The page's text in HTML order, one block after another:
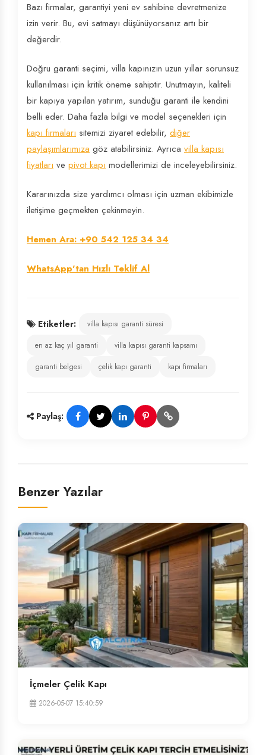
Bazı firmalar, garantiyi yeni ev sahibine devretmenize
izin verir. Bu, evi satmayı düşünüyorsanız artı bir
değerdir.
Doğru garanti seçimi, villa kapınızın uzun yıllar sorunsuz
kullanılması için kritik öneme sahiptir. Unutmayın, kaliteli
bir kapıya yapılan yatırım, sunduğu garanti ile kendini
belli eder. Daha fazla bilgi ve model seçenekleri için
kapı firmaları sitemizi ziyaret edebilir, diğer
paylaşımlarımıza göz atabilirsiniz. Ayrıca villa kapısı
fiyatları ve pivot kapı modellerimizi de inceleyebilirsiniz.
Kararınızda size yardımcı olması için uzman ekibimizle
iletişime geçmekten çekinmeyin.
Hemen Ara: +90 542 125 34 34
WhatsApp'tan Hızlı Teklif Al
Etiketler:
villa kapısı garanti süresi
en az kaç yıl garanti
villa kapısı garanti kapsamı
garanti belgesi
çelik kapı garanti kapı firmaları
Paylaş:
Benzer Yazılar
İçmeler Çelik Kapı
2026-05-07 15:40:59